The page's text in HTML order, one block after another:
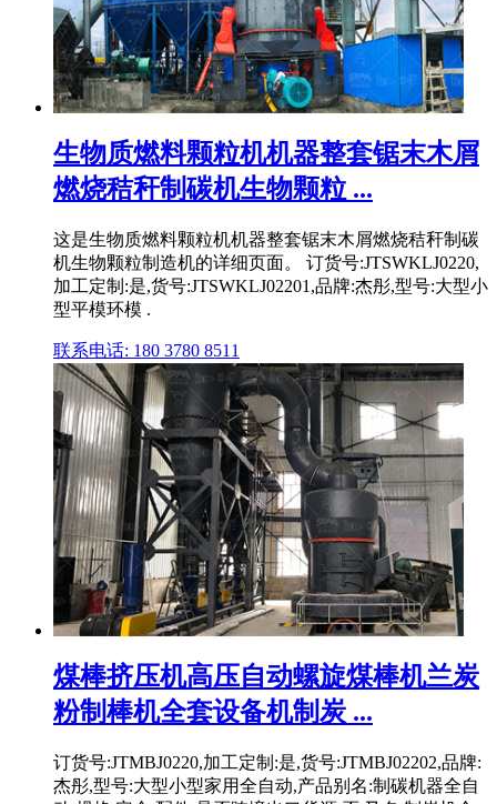
生物质燃料颗粒机机器整套锯末木屑
燃烧秸秆制碳机生物颗粒 ...
这是生物质燃料颗粒机机器整套锯末木屑燃烧秸秆制碳
机生物颗粒制造机的详细页面。 订货号:JTSWKLJ0220,
加工定制:是,货号:JTSWKLJ02201,品牌:杰彤,型号:大型小
型平模环模 .
联系电话: 180 3780 8511
煤棒挤压机高压自动螺旋煤棒机兰炭
粉制棒机全套设备机制炭 ...
订货号:JTMBJ0220,加工定制:是,货号:JTMBJ02202,品牌:
杰彤,型号:大型小型家用全自动,产品别名:制碳机器全自